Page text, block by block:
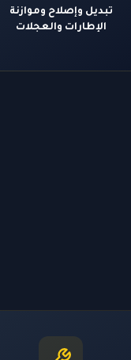
تبديل وإصلاح وموازنة
الإطارات والعجلات